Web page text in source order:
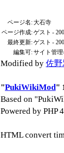
ページ名:大石寺
ページ作成:ゲスト -
最終更新:ゲスト -
編集可:サイト管
Modified by 佐野
"PukiWikiMod"
Based on
Powered by PHP
HTML convert